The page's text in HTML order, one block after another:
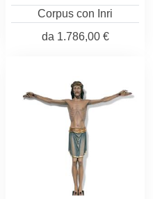
Corpus con Inri
da 1.786,00 €